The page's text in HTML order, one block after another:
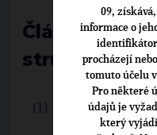
Článek 7:
struktura
Celostátní
09,
informace o
procházejí
tomuto účelu
Pro některé
údajů je
který